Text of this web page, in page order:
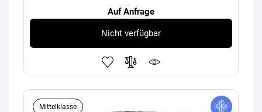
Auf Anfrage
Nicht verfügbar
Mittelklasse